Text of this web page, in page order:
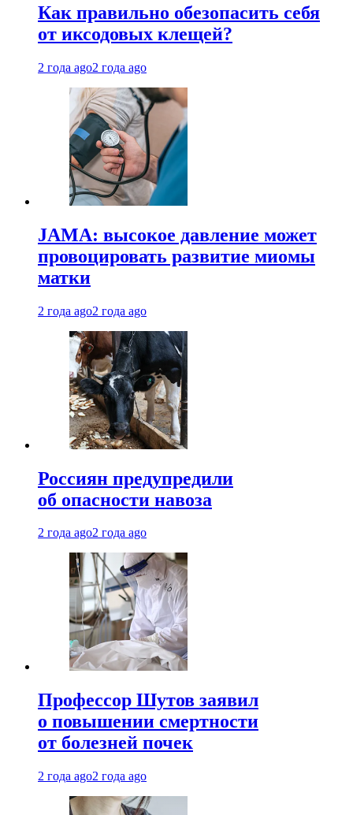
Как правильно обезопасить себя
от иксодовых клещей?
2 года ago2 года ago
JAMA: высокое давление может
провоцировать развитие миомы
матки
2 года ago2 года ago
Россиян предупредили
об опасности навоза
2 года ago2 года ago
Профессор Шутов заявил
о повышении смертности
от болезней почек
2 года ago2 года ago